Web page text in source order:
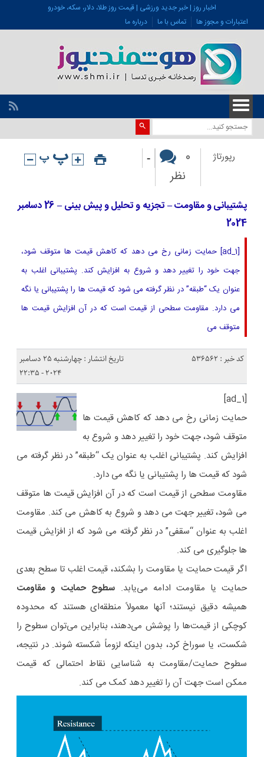
اخبار روز | خبر جدید ورزشی | قیمت روز طلا، دلار، سکه، خودرو
اعتبارات و مجوز ها
تماس با ما درباره ما
رپورتاژ
0
نظر
-
پشتیبانی و مقاومت – تجزیه و تحلیل و پیش بینی – 26 دسامبر
2024
[ad_1] حمایت زمانی رخ می دهد که کاهش قیمت ها متوقف شود،
جهت خود را تغییر دهد و شروع به افزایش کند. پشتیبانی اغلب به
عنوان یک “طبقه” در نظر گرفته می شود که قیمت ها را پشتیبانی یا نگه
می دارد. مقاومت سطحی از قیمت است که در آن افزایش قیمت ها
متوقف می
کد خبر : 536562
تاریخ انتشار : چهارشنبه 25 دسامبر
2024 - 22:35
[ad_1]
حمایت زمانی رخ می دهد که کاهش قیمت ها
متوقف شود، جهت خود را تغییر دهد و شروع به
افزایش کند. پشتیبانی اغلب به عنوان یک “طبقه” در نظر گرفته می
شود که قیمت ها را پشتیبانی یا نگه می دارد.
مقاومت سطحی از قیمت است که در آن افزایش قیمت ها متوقف
می شود، تغییر جهت می دهد و شروع به کاهش می کند. مقاومت
اغلب به عنوان “سقفی” در نظر گرفته می شود که از افزایش قیمت
ها جلوگیری می کند.
اگر قیمت حمایت یا مقاومت را بشکند، قیمت اغلب تا سطح بعدی
حمایت یا مقاومت ادامه می‌یابد. سطوح حمایت و مقاومت
همیشه دقیق نیستند؛ آنها معمولاً منطقه‌ای هستند که محدوده
کوچکی از قیمت‌ها را پوشش می‌دهند، بنابراین می‌توان سطوح را
شکست، یا سوراخ کرد، بدون اینکه لزوماً شکسته شوند. در نتیجه،
سطوح حمایت/مقاومت به شناسایی نقاط احتمالی که قیمت
ممکن است جهت آن را تغییر دهد کمک می کند.